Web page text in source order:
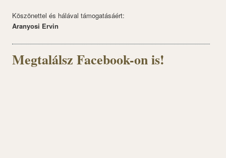
Köszönettel és hálával támogatásáért:
Aranyosi Ervin
Megtalálsz Facebook-on is!